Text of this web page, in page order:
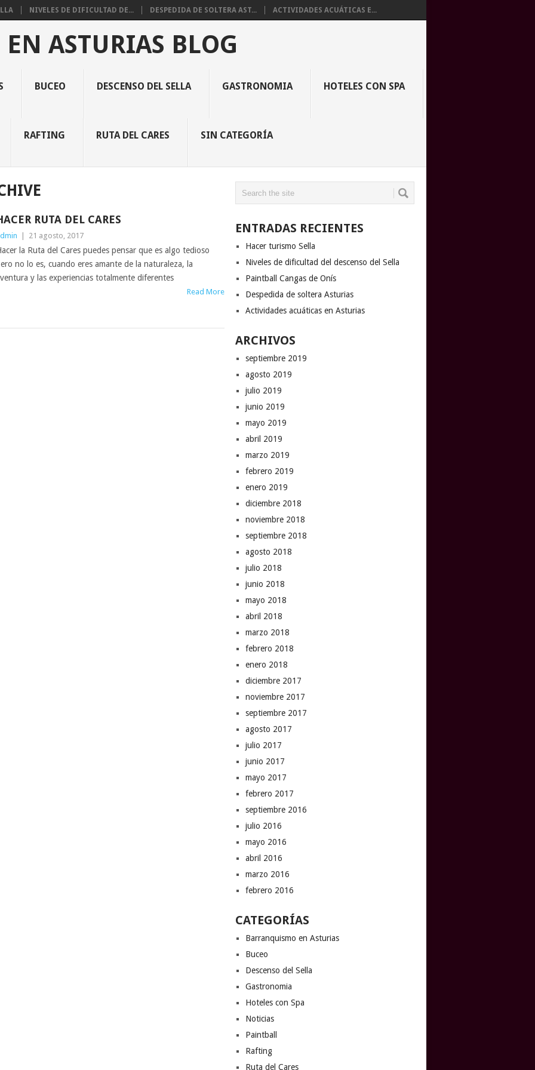
NIVELES DE DIFICULTAD DE... DESPEDIDA DE SOLTERA AST... ACTIVIDADES ACUÁTICAS E...
ASTURIAS BLOG
BUCEO DESCENSO DEL SELLA GASTRONOMIA HOTELES CON SPA
RAFTING RUTA DEL CARES SIN CATEGORÍA
RUTA DEL CARES
21 agosto, 2017
la Ruta del Cares puedes pensar que es algo tedioso
no lo es, cuando eres amante de la naturaleza, la
y las experiencias totalmente diferentes
Read More
ENTRADAS RECIENTES
Hacer turismo Sella
Niveles de dificultad del descenso del Sella
Paintball Cangas de Onís
Despedida de soltera Asturias
Actividades acuáticas en Asturias
ARCHIVOS
septiembre 2019
agosto 2019
julio 2019
junio 2019
mayo 2019
abril 2019
marzo 2019
febrero 2019
enero 2019
diciembre 2018
noviembre 2018
septiembre 2018
agosto 2018
julio 2018
junio 2018
mayo 2018
abril 2018
marzo 2018
febrero 2018
enero 2018
diciembre 2017
noviembre 2017
septiembre 2017
agosto 2017
julio 2017
junio 2017
mayo 2017
febrero 2017
septiembre 2016
julio 2016
mayo 2016
abril 2016
marzo 2016
febrero 2016
CATEGORÍAS
Barranquismo en Asturias
Buceo
Descenso del Sella
Gastronomia
Hoteles con Spa
Noticias
Paintball
Rafting
Ruta del Cares